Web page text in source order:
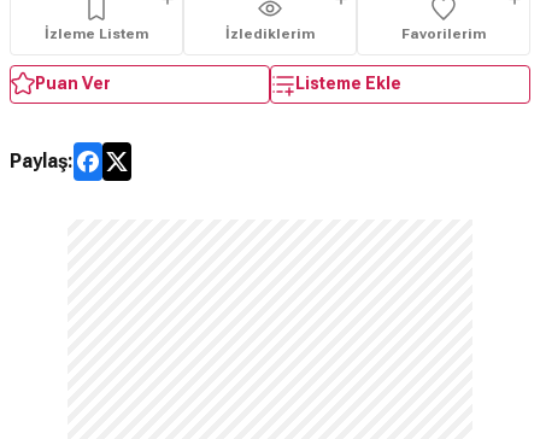
İzleme Listem İzlediklerim Favorilerim
Puan Ver Listeme Ekle
Paylaş: